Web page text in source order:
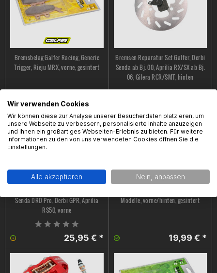
Bremsbelag Galfer Racing, Generic
Trigger, Rieju MRX, vorne, gesintert
Bremsen Reparatur Set Galfer, Derbi
Senda ab Bj. 00, Aprilia RX/SX ab Bj.
06, Gilera RCR/SMT, hinten
Senda DRD Pro, Derbi GPR, Aprilia
RS50, vorne
25,95 € *
Modelle, vorne/hinten, gesintert
19,99 € *
Wir verwenden Cookies
Wir können diese zur Analyse unserer Besucherdaten platzieren, um
unsere Webseite zu verbessern, personalisierte Inhalte anzuzeigen
und Ihnen ein großartiges Webseiten-Erlebnis zu bieten. Für weitere
Informationen zu den von uns verwendeten Cookies öffnen Sie die
Einstellungen.
Alle akzeptieren Nein, anpassen